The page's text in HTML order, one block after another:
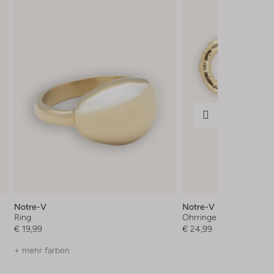
Notre-V
Ring
€ 19,99
+ mehr farben
Notre-V
Ohrringe
€ 24,99